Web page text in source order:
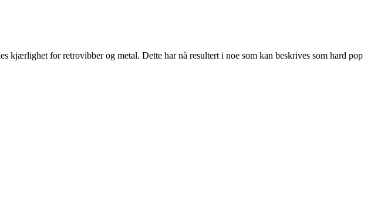
for retrovibber og metal. Dette har nå resultert i noe som kan beskrives som hard pop